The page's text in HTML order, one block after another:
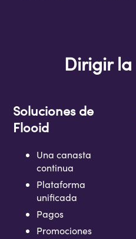
Dirigir
Soluciones de
Flooid
Una canasta
continua
Plataforma
unificada
Pagos
Promociones